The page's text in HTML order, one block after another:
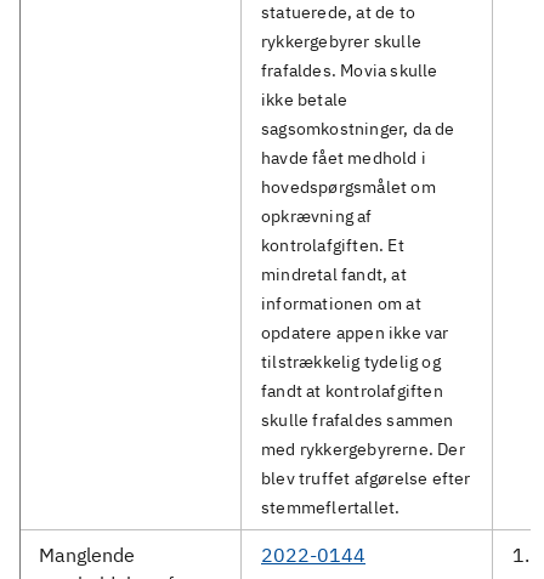
statuerede, at de to
rykkergebyrer skulle
frafaldes. Movia skulle
ikke betale
sagsomkostninger, da de
havde fået medhold i
hovedspørgsmålet om
opkrævning af
kontrolafgiften. Et
mindretal fandt, at
informationen om at
opdatere appen ikke var
tilstrækkelig tydelig og
fandt at kontrolafgiften
skulle frafaldes sammen
med rykkergebyrerne. Der
blev truffet afgørelse efter
stemmeflertallet.
Manglende
2022-0144
1.